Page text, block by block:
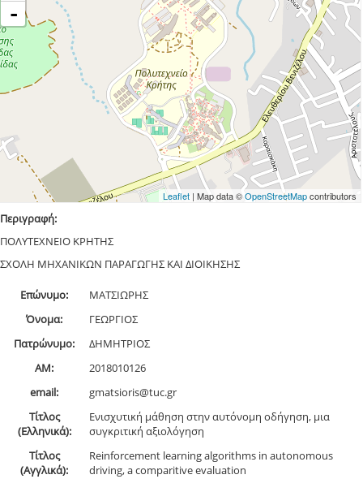
-
Leaflet| Map data ©OpenStreetMapcontributors
Περιγραφή:
ΠΟΛΥΤΕΧΝΕΙΟ ΚΡΗΤΗΣ
ΣΧΟΛΗ ΜΗΧΑΝΙΚΩΝ ΠΑΡΑΓΩΓΗΣ ΚΑΙ ΔΙΟΙΚΗΣΗΣ
Επώνυμο:
ΜΑΤΣΙΩΡΗΣ
Όνομα:
ΓΕΩΡΓΙΟΣ
Πατρώνυμο:
ΔΗΜΗΤΡΙΟΣ
ΑΜ:
2018010126
email:
gmatsioris@tuc.gr
Τίτλος
(Ελληνικά):
Ενισχυτική μάθηση στην αυτόνομη οδήγηση, μια
συγκριτική αξιολόγηση
Τίτλος
(Αγγλικά):
Reinforcement learning algorithms in autonomous
driving, a comparitive evaluation